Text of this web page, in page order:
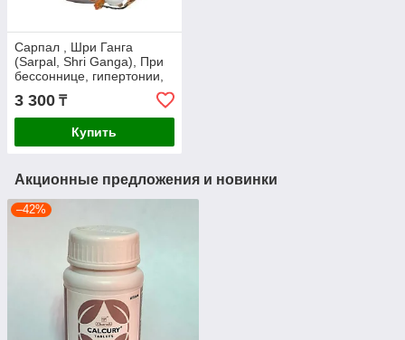
Сарпал , Шри Ганга
(Sarpal, Shri Ganga), При
бессоннице, гипертонии,
головной боли. 100 табл.
3 300 ₸
Купить
Акционные предложения и новинки
–42%